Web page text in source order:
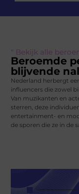
" Bekijk alle
Beroemde
blijvende
Nederland herbergt
influencers die zowel
Van muzikanten en
sterren, deze
entertainment- en
de sporen die ze in de